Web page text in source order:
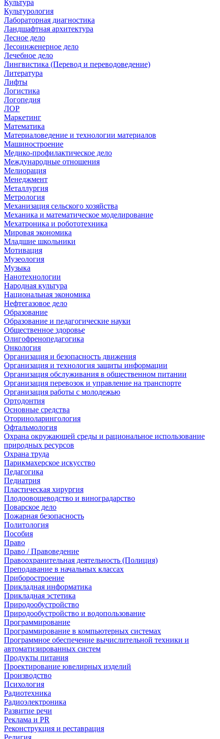
Культура
Культурология
Лабораторная диагностика
Ландшафтная архитектура
Лесное дело
Лесоинженерное дело
Лечебное дело
Лингвистика (Перевод и переводоведение)
Литература
Лифты
Логистика
Логопедия
ЛОР
Маркетинг
Математика
Материаловедение и технологии материалов
Машиностроение
Медико-профилактическое дело
Международные отношения
Мелиорация
Менеджмент
Металлургия
Метрология
Механизация сельского хозяйства
Механика и математическое моделирование
Мехатроника и робототехника
Мировая экономика
Младшие школьники
Мотивация
Музеология
Музыка
Нанотехнологии
Народная культура
Национальная экономика
Нефтегазовое дело
Образование
Образование и педагогические науки
Общественное здоровье
Олигофренопедагогика
Онкология
Организация и безопасность движения
Организация и технология защиты информации
Организация обслуживания в общественном питании
Организация перевозок и управление на транспорте
Организация работы с молодежью
Ортодонтия
Основные средства
Оториноларингология
Офтальмология
Охрана окружающей среды и рациональное использование
природных ресурсов
Охрана труда
Парикмахерское искусство
Педагогика
Педиатрия
Пластическая хирургия
Плодоовощеводство и виноградарство
Поварское дело
Пожарная безопасность
Политология
Пособия
Право
Право / Правоведение
Правоохранительная деятельность (Полиция)
Преподавание в начальных классах
Приборостроение
Прикладная информатика
Прикладная эстетика
Природообустройство
Природообустройство и водопользование
Программирование
Программирование в компьютерных системах
Программное обеспечение вычислительной техники и
автоматизированных систем
Продукты питания
Проектирование ювелирных изделий
Производство
Психология
Радиотехника
Радиоэлектроника
Развитие речи
Реклама и PR
Реконструкция и реставрация
Религия